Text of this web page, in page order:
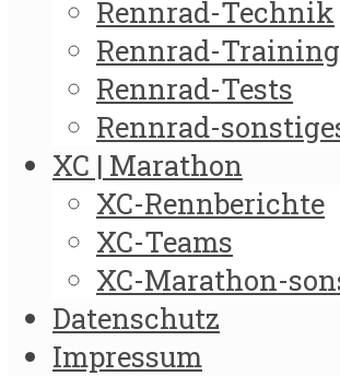
Rennrad-Technik
Rennrad-Training
Rennrad-Tests
Rennrad-
XC | Marathon
XC-Rennberichte
XC-Teams
XC-Marathon-
Datenschutz
Impressum